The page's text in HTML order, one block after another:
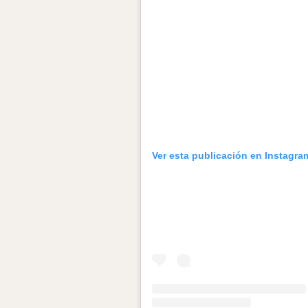
Ver esta publicación en